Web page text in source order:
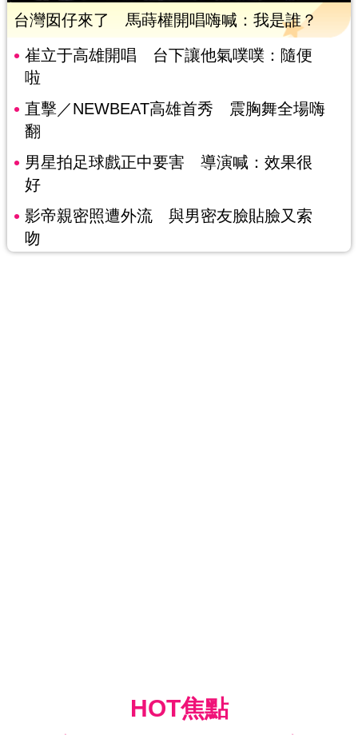
台灣囡仔來了 馬蒔權開唱嗨喊：我是誰？
崔立于高雄開唱 台下讓他氣噗噗：隨便
啦
直擊／NEWBEAT高雄首秀 震胸舞全場嗨
翻
男星拍足球戲正中要害 導演喊：效果很
好
影帝親密照遭外流 與男密友臉貼臉又索
吻
HOT焦點